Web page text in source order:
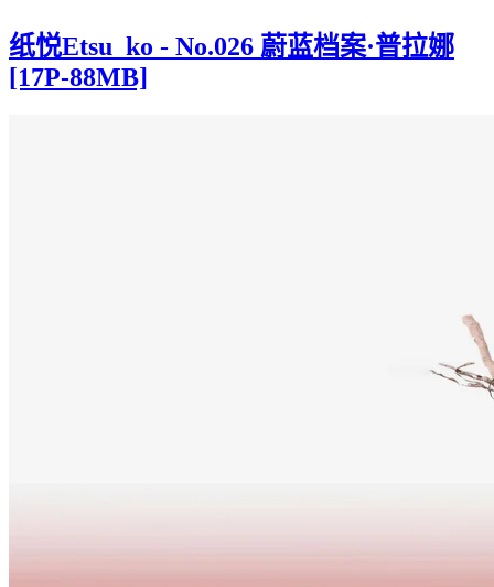
纸悦Etsu_ko - No.026 蔚蓝档案·普拉娜
[17P-88MB]